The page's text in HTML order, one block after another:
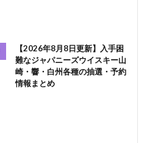
【2026年8月8日更新】入手困
難なジャパニーズウイスキー山
崎・響・白州各種の抽選・予約
情報まとめ